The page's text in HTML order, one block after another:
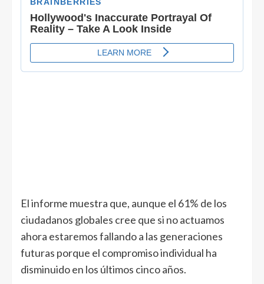
El informe muestra que, aunque el 61% de los
ciudadanos globales cree que si no actuamos
ahora estaremos fallando a las generaciones
futuras porque el compromiso individual ha
disminuido en los últimos cinco años.